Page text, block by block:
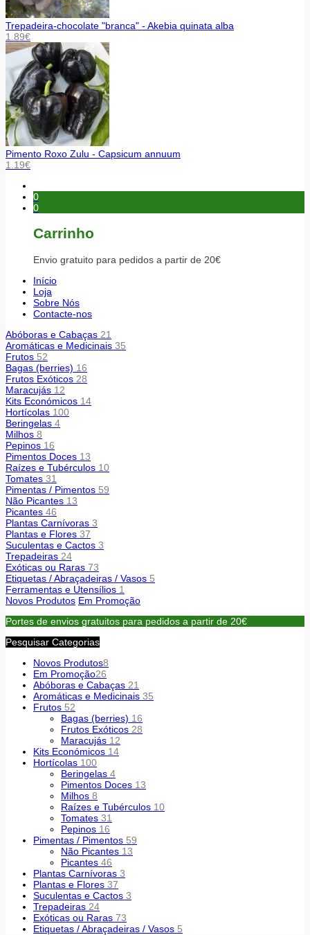
Trepadeira-chocolate "branca" - Akebia quinata alba
1.89€
Pimento Roxo Zulu - Capsicum annuum
1.19€
0
0
Carrinho
Envio gratuito para pedidos a partir de 20€
Início
Loja
Sobre Nós
Contacte-nos
Abóboras e Cabaças 21
Aromáticas e Medicinais 35
Frutos 52
Bagas (berries) 16
Frutos Exóticos 28
Maracujás 12
Kits Económicos 14
Hortícolas 100
Beringelas 4
Milhos 8
Pepinos 16
Pimentos Doces 13
Raízes e Tubérculos 10
Tomates 31
Pimentas / Pimentos 59
Não Picantes 13
Picantes 46
Plantas Carnívoras 3
Plantas e Flores 37
Suculentas e Cactos 3
Trepadeiras 24
Exóticas ou Raras 73
Etiquetas / Abraçadeiras / Vasos 5
Ferramentas e Utensílios 1
Novos Produtos Em Promoção
Portes de envios gratuitos para pedidos a partir de 20€
Pesquisar Categorias
Novos Produtos8
Em Promoção26
Abóboras e Cabaças 21
Aromáticas e Medicinais 35
Frutos 52
Bagas (berries) 16
Frutos Exóticos 28
Maracujás 12
Kits Económicos 14
Hortícolas 100
Beringelas 4
Pimentos Doces 13
Milhos 8
Raízes e Tubérculos 10
Tomates 31
Pepinos 16
Pimentas / Pimentos 59
Não Picantes 13
Picantes 46
Plantas Carnívoras 3
Plantas e Flores 37
Suculentas e Cactos 3
Trepadeiras 24
Exóticas ou Raras 73
Etiquetas / Abraçadeiras / Vasos 5